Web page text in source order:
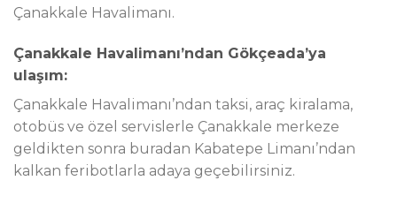
Çanakkale Havalimanı.
Çanakkale Havalimanı’ndan Gökçeada’ya
ulaşım:
Çanakkale Havalimanı’ndan taksi, araç kiralama,
otobüs ve özel servislerle Çanakkale merkeze
geldikten sonra buradan Kabatepe Limanı’ndan
kalkan feribotlarla adaya geçebilirsiniz.